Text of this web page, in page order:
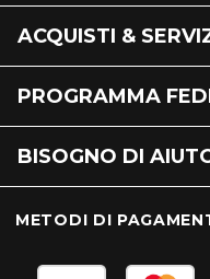
ACQUISTI &
PROGRAMMA
BISOGNO DI
METODI DI